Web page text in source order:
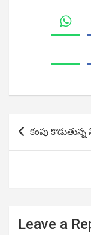
Post
navigation
కంపు కొడుతున్న
Leave a